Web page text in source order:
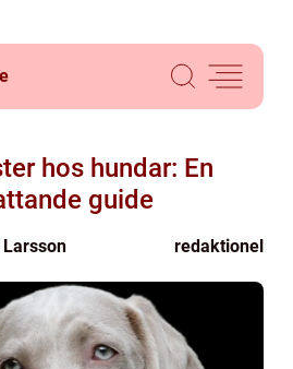
hos hundar: En
guide
redaktionel